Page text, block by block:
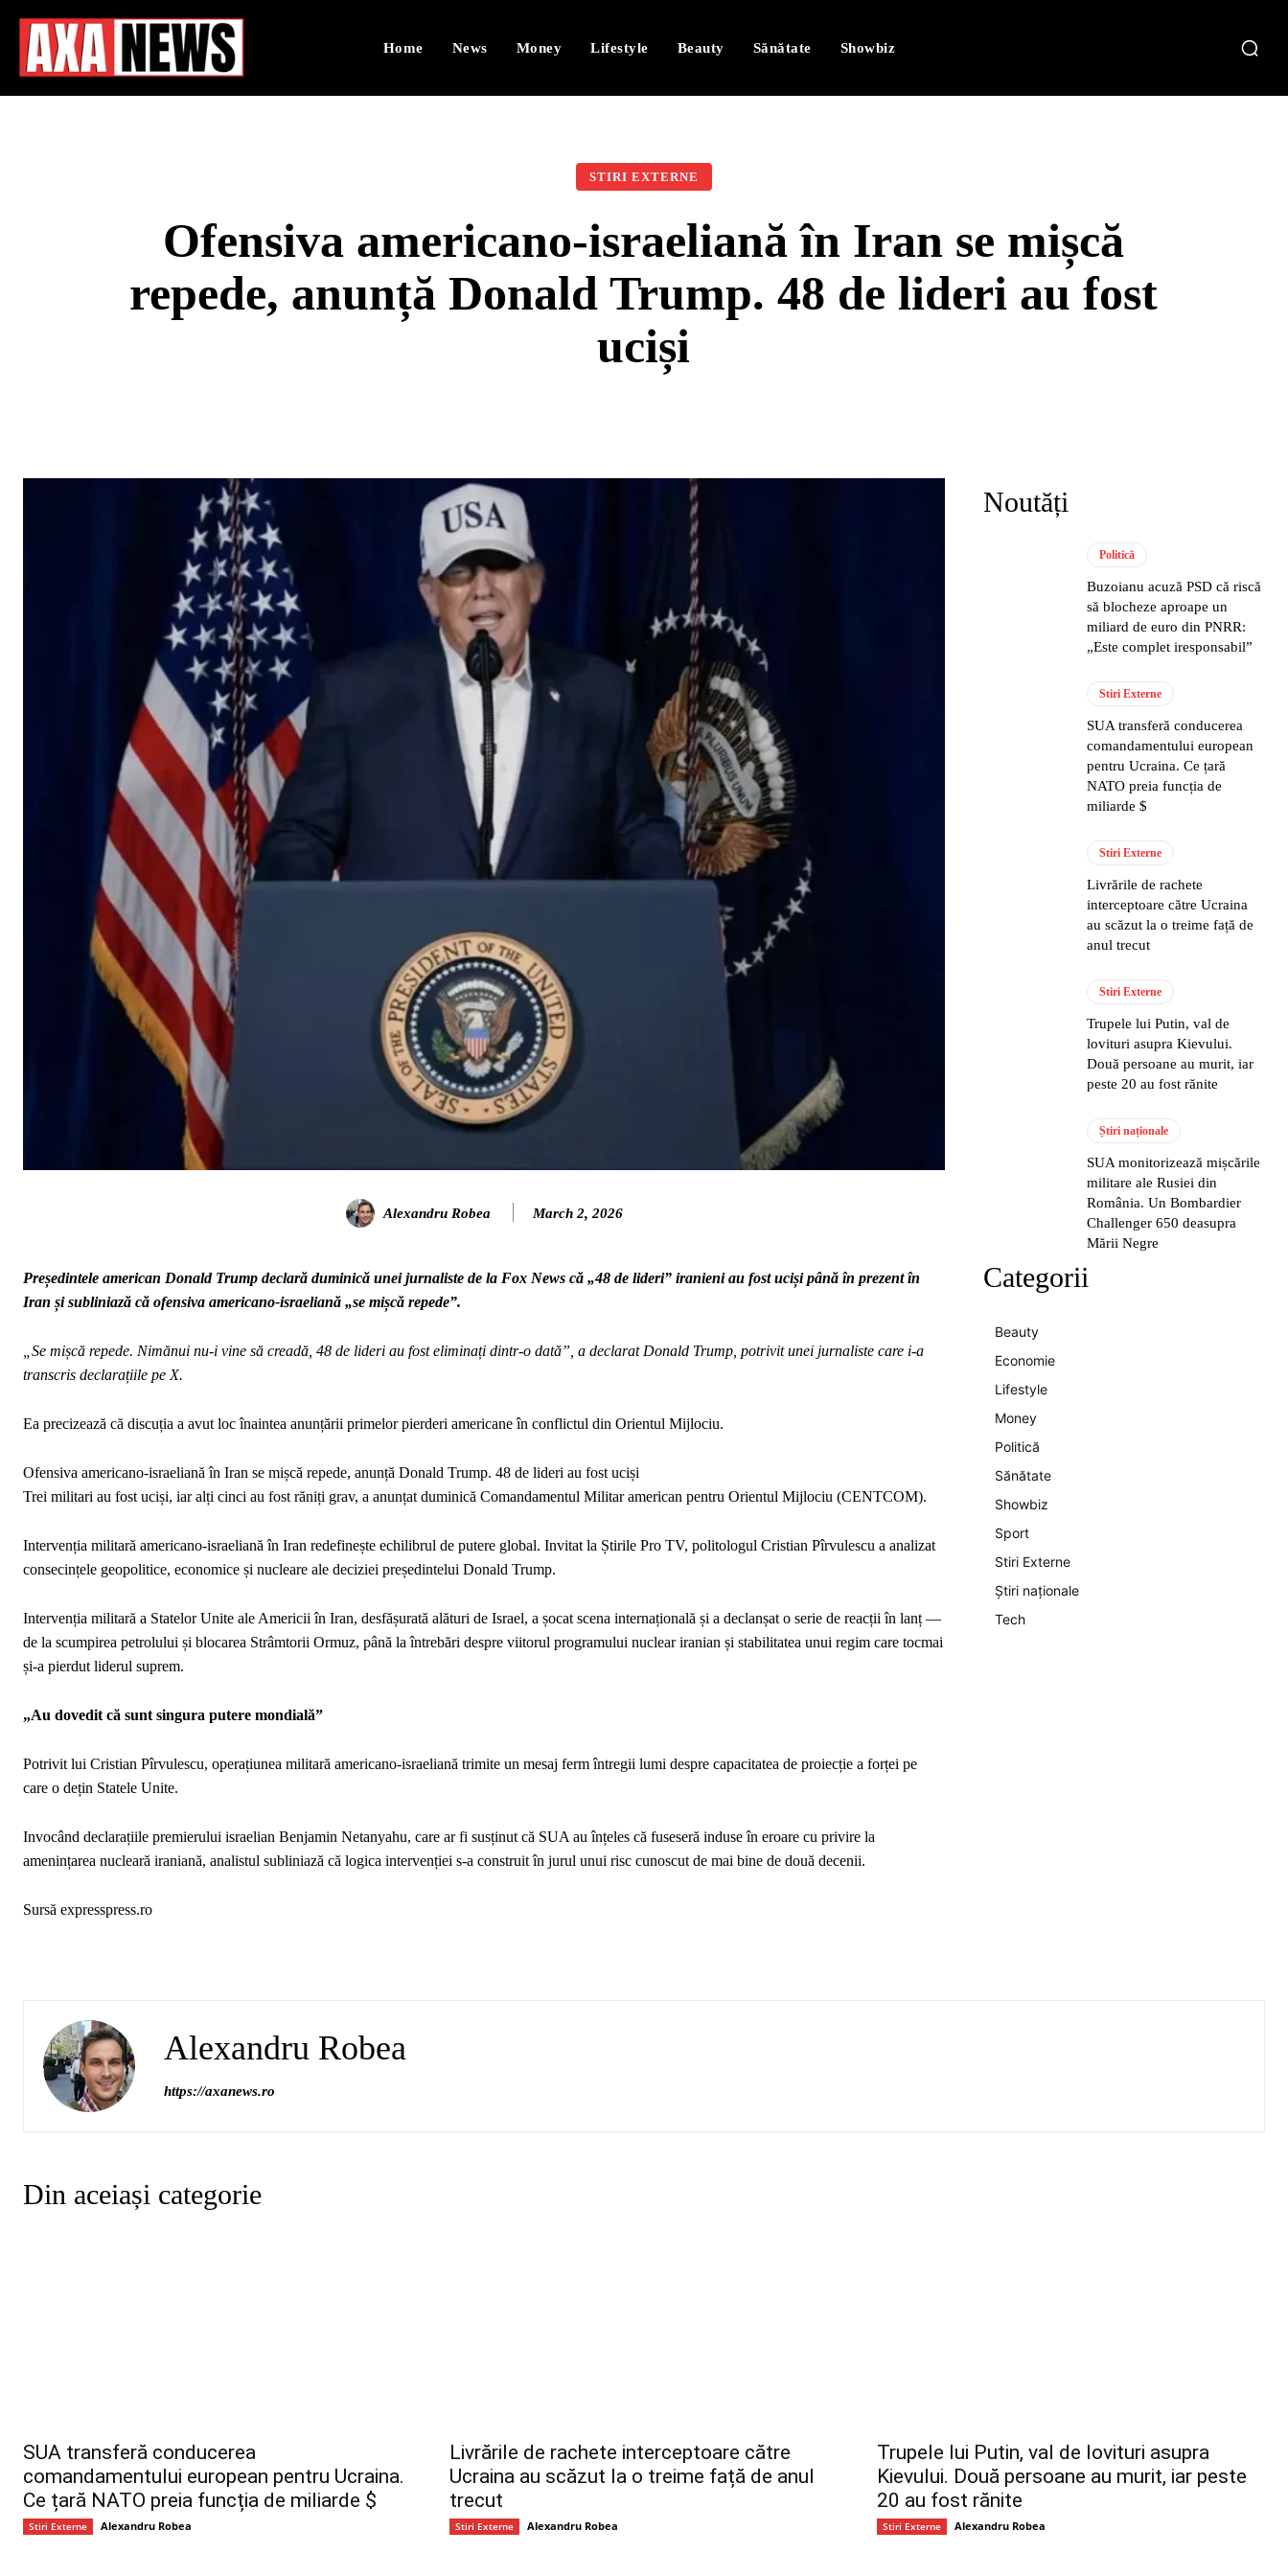
Home News Money Lifestyle Beauty Sănătate Showbiz
STIRI EXTERNE
Ofensiva americano-israeliană în Iran se mișcă
repede, anunță Donald Trump. 48 de lideri au fost
uciși
Alexandru Robea March 2, 2026
Președintele american Donald Trump declară duminică unei jurnaliste de la Fox News că „48 de lideri” iranieni au fost uciși până în prezent în
Iran și subliniază că ofensiva americano-israeliană „se mișcă repede”.
„Se mișcă repede. Nimănui nu-i vine să creadă, 48 de lideri au fost eliminați dintr-o dată”, a declarat Donald Trump, potrivit unei jurnaliste care i-a
transcris declarațiile pe X.
Ea precizează că discuția a avut loc înaintea anunțării primelor pierderi americane în conflictul din Orientul Mijlociu.
Ofensiva americano-israeliană în Iran se mișcă repede, anunță Donald Trump. 48 de lideri au fost uciși
Trei militari au fost uciși, iar alți cinci au fost răniți grav, a anunțat duminică Comandamentul Militar american pentru Orientul Mijlociu (CENTCOM).
Intervenția militară americano-israeliană în Iran redefinește echilibrul de putere global. Invitat la Știrile Pro TV, politologul Cristian Pîrvulescu a analizat
consecințele geopolitice, economice și nucleare ale deciziei președintelui Donald Trump.
Intervenția militară a Statelor Unite ale Americii în Iran, desfășurată alături de Israel, a șocat scena internațională și a declanșat o serie de reacții în lanț —
de la scumpirea petrolului și blocarea Strâmtorii Ormuz, până la întrebări despre viitorul programului nuclear iranian și stabilitatea unui regim care tocmai
și-a pierdut liderul suprem.
„Au dovedit că sunt singura putere mondială”
Potrivit lui Cristian Pîrvulescu, operațiunea militară americano-israeliană trimite un mesaj ferm întregii lumi despre capacitatea de proiecție a forței pe
care o dețin Statele Unite.
Invocând declarațiile premierului israelian Benjamin Netanyahu, care ar fi susținut că SUA au înțeles că fuseseră induse în eroare cu privire la
amenințarea nucleară iraniană, analistul subliniază că logica intervenției s-a construit în jurul unui risc cunoscut de mai bine de două decenii.
Sursă expresspress.ro
Noutăți
Politică
Buzoianu acuză PSD că riscă
să blocheze aproape un
miliard de euro din PNRR:
„Este complet iresponsabil”
Stiri Externe
SUA transferă conducerea
comandamentului european
pentru Ucraina. Ce țară
NATO preia funcția de
miliarde $
Stiri Externe
Livrările de rachete
interceptoare către Ucraina
au scăzut la o treime față de
anul trecut
Stiri Externe
Trupele lui Putin, val de
lovituri asupra Kievului.
Două persoane au murit, iar
peste 20 au fost rănite
Știri naționale
SUA monitorizează mișcările
militare ale Rusiei din
România. Un Bombardier
Challenger 650 deasupra
Mării Negre
Categorii
Beauty
Economie
Lifestyle
Money
Politică
Sănătate
Showbiz
Sport
Stiri Externe
Știri naționale
Tech
Alexandru Robea
https://axanews.ro
Din aceiași categorie
SUA transferă conducerea
comandamentului european pentru Ucraina.
Ce țară NATO preia funcția de miliarde $
Stiri Externe Alexandru Robea
Livrările de rachete interceptoare către
Ucraina au scăzut la o treime față de anul
trecut
Stiri Externe Alexandru Robea
Trupele lui Putin, val de lovituri asupra
Kievului. Două persoane au murit, iar peste
20 au fost rănite
Stiri Externe Alexandru Robea